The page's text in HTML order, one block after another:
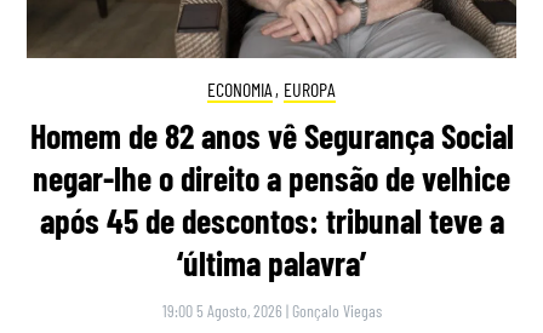
ECONOMIA , EUROPA
Homem de 82 anos vê Segurança Social
negar-lhe o direito a pensão de velhice
após 45 de descontos: tribunal teve a
‘última palavra’
19:00 5 Agosto, 2026 | Gonçalo Viegas